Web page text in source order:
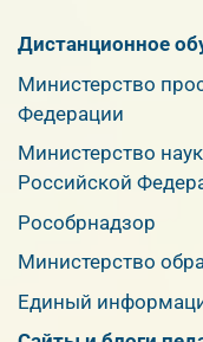
Дистанционное
Министерство
Федерации
Министерство
Российской
Рособрнадзор
Министерство
Единый